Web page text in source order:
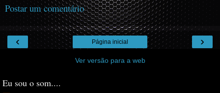
Postar um comentário
‹ ›
Página inicial
Ver versão para a web
Eu sou o som....